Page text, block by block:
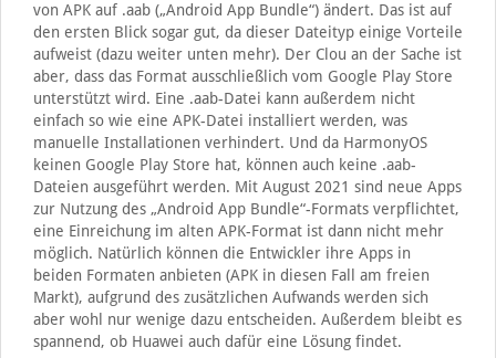
von APK auf .aab („Android App Bundle“) ändert. Das ist auf
den ersten Blick sogar gut, da dieser Dateityp einige Vorteile
aufweist (dazu weiter unten mehr). Der Clou an der Sache ist
aber, dass das Format ausschließlich vom Google Play Store
unterstützt wird. Eine .aab-Datei kann außerdem nicht
einfach so wie eine APK-Datei installiert werden, was
manuelle Installationen verhindert. Und da HarmonyOS
keinen Google Play Store hat, können auch keine .aab-
Dateien ausgeführt werden. Mit August 2021 sind neue Apps
zur Nutzung des „Android App Bundle“-Formats verpflichtet,
eine Einreichung im alten APK-Format ist dann nicht mehr
möglich. Natürlich können die Entwickler ihre Apps in
beiden Formaten anbieten (APK in diesen Fall am freien
Markt), aufgrund des zusätzlichen Aufwands werden sich
aber wohl nur wenige dazu entscheiden. Außerdem bleibt es
spannend, ob Huawei auch dafür eine Lösung findet.